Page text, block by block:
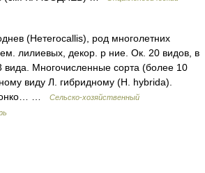
(Нетеrocallis), род многолетних
лилиевых, декор. р ние. Ок. 20 видов, в
вида. Многочисленные сорта (более 10
виду Л. гибридному (Н. hybrida).
…
Сельско-хозяйственный